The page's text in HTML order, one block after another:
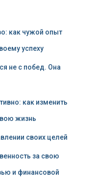
как чужой опыт
успеху
не с побед. Она
как изменить
жизнь
своих целей
за свою
и финансовой